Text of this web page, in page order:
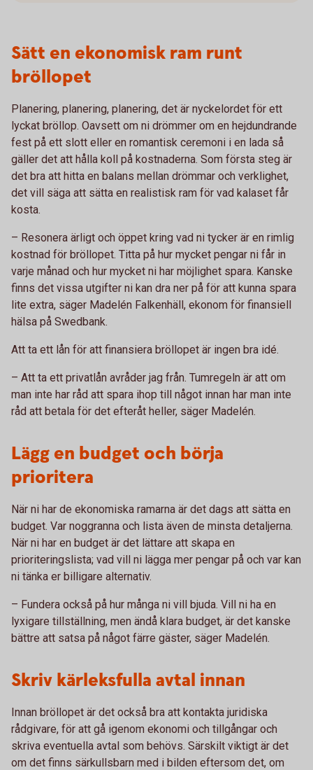
Sätt en ekonomisk ram runt
bröllopet
Planering, planering, planering, det är nyckelordet för ett
lyckat bröllop. Oavsett om ni drömmer om en hejdundrande
fest på ett slott eller en romantisk ceremoni i en lada så
gäller det att hålla koll på kostnaderna. Som första steg är
det bra att hitta en balans mellan drömmar och verklighet,
det vill säga att sätta en realistisk ram för vad kalaset får
kosta.
– Resonera ärligt och öppet kring vad ni tycker är en rimlig
kostnad för bröllopet. Titta på hur mycket pengar ni får in
varje månad och hur mycket ni har möjlighet spara. Kanske
finns det vissa utgifter ni kan dra ner på för att kunna spara
lite extra, säger Madelén Falkenhäll, ekonom för finansiell
hälsa på Swedbank.
Att ta ett lån för att finansiera bröllopet är ingen bra idé.
– Att ta ett privatlån avråder jag från. Tumregeln är att om
man inte har råd att spara ihop till något innan har man inte
råd att betala för det efteråt heller, säger Madelén.
Lägg en budget och börja
prioritera
När ni har de ekonomiska ramarna är det dags att sätta en
budget. Var noggranna och lista även de minsta detaljerna.
När ni har en budget är det lättare att skapa en
prioriteringslista; vad vill ni lägga mer pengar på och var kan
ni tänka er billigare alternativ.
– Fundera också på hur många ni vill bjuda. Vill ni ha en
lyxigare tillställning, men ändå klara budget, är det kanske
bättre att satsa på något färre gäster, säger Madelén.
Skriv kärleksfulla avtal innan
Innan bröllopet är det också bra att kontakta juridiska
rådgivare, för att gå igenom ekonomi och tillgångar och
skriva eventuella avtal som behövs. Särskilt viktigt är det
om det finns särkullsbarn med i bilden eftersom det, om